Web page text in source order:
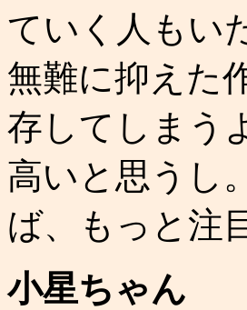
ていく人もい
無難に抑えた
存してしまう
高いと思うし
ば、もっと注
小星ちゃん